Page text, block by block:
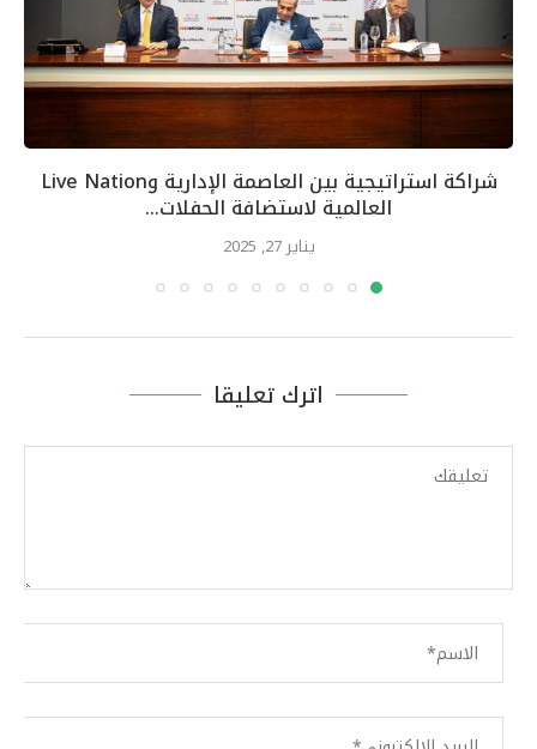
شراكة استراتيجية بين العاصمة الإدارية وLive Nation
العالمية لاستضافة الحفلات...
يناير 27, 2025
اترك تعليقا